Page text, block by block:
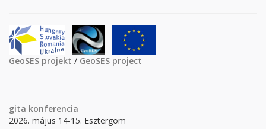
GeoSES projekt / GeoSES project
gita konferencia
2026. május 14-15. Esztergom